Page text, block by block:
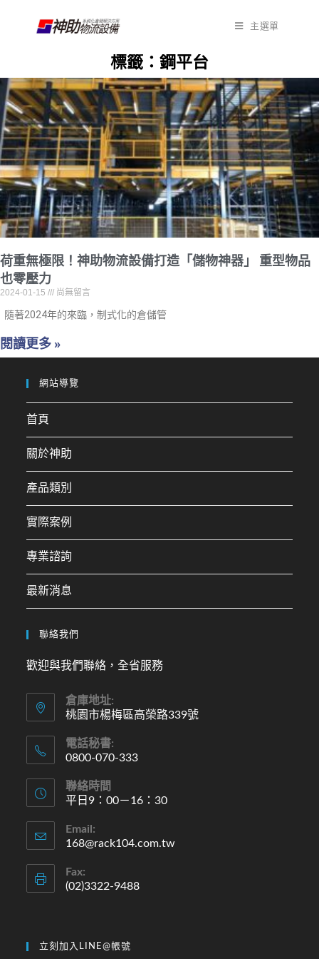
主選單
標籤：鋼平台
荷重無極限！神助物流設備打造「儲物神器」 重型物品
也零壓力
2024-01-15 尚無留言
隨著2024年的來臨，制式化的倉儲管
閱讀更多 »
網站導覽
首頁
關於神助
產品類別
實際案例
專業諮詢
最新消息
聯絡我們
歡迎與我們聯絡，全省服務
倉庫地址:
桃園市楊梅區高榮路339號
電話秘書:
0800-070-333
聯絡時間
平日9：00－16：30
Email:
168@rack104.com.tw
Fax:
(02)3322-9488
立刻加入LINE@帳號